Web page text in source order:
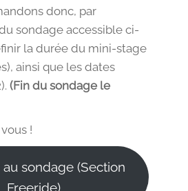
donc, par
sondage accessible ci-
la durée du mini-stage
ainsi que les dates
(Fin du sondage le
!
sondage (Section
Freeride)